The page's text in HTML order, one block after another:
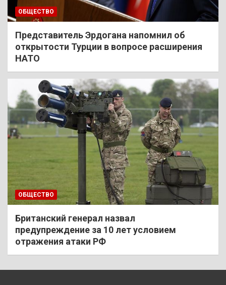
ОБЩЕСТВО
Представитель Эрдогана напомнил об
открытости Турции в вопросе расширения
НАТО
ОБЩЕСТВО
Британский генерал назвал
предупреждение за 10 лет условием
отражения атаки РФ